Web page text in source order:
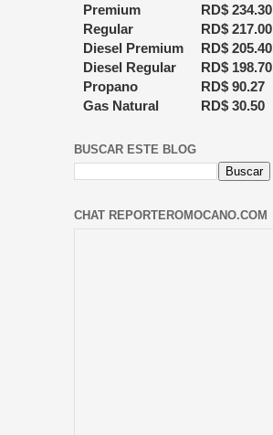
Premium
RD$ 234.30
Regular
RD$ 217.00
Diesel Premium
RD$ 205.40
Diesel Regular
RD$ 198.70
Propano
RD$ 90.27
Gas Natural
RD$ 30.50
BUSCAR ESTE BLOG
CHAT REPORTEROMOCANO.COM